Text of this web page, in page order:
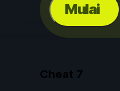
Mulai
Cheat 7